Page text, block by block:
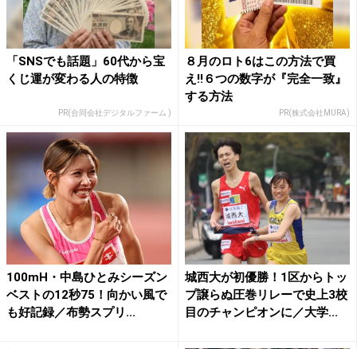
「SNSでも話題」60代から宝
くじ運が変わる人の特徴
PR(合同会社デジタルファーム )
８月のロト6はこの方法で買
え!!６つの数字が『完全一致』
する方法
PR(株式会社MURA)
100mH・中島ひとみシーズン
ベストの12秒75！向かい風で
も好記録／布勢スプリ...
城西大が初優勝！1区からトッ
プ譲らぬ圧巻リレーで史上3校
目のチャンピオンに／大学...